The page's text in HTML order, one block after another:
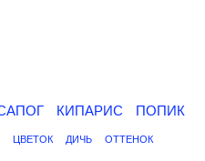
КИПАРИС
ПОПИК
ЦВЕТОК ДИЧЬ ОТТЕНОК